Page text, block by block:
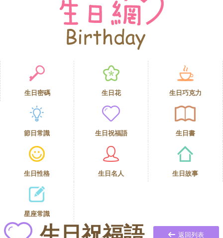
生日密碼 生日花 生日巧克力
節日常識 生日祝福語 生日書
生日性格 生日名人 生日故事
星座常識
返回列表